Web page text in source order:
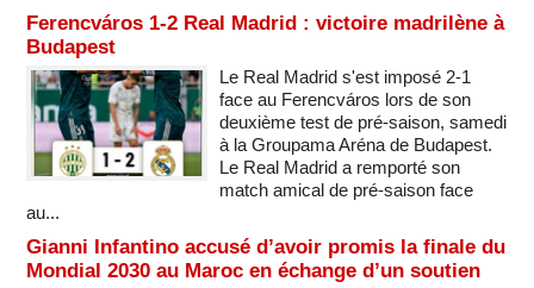
Ferencváros 1-2 Real Madrid : victoire madrilène à
Budapest
Le Real Madrid s'est imposé 2-1
face au Ferencváros lors de son
deuxième test de pré-saison, samedi
à la Groupama Aréna de Budapest.
Le Real Madrid a remporté son
match amical de pré-saison face
au...
Gianni Infantino accusé d’avoir promis la finale du
Mondial 2030 au Maroc en échange d’un soutien